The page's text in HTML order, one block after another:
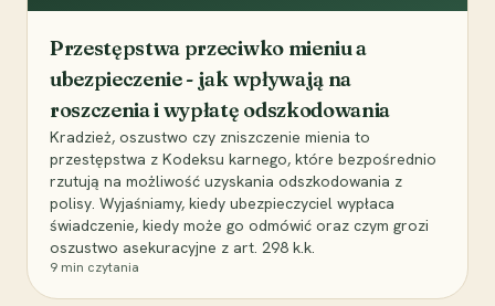
Przestępstwa przeciwko mieniu a
ubezpieczenie - jak wpływają na
roszczenia i wypłatę odszkodowania
Kradzież, oszustwo czy zniszczenie mienia to
przestępstwa z Kodeksu karnego, które bezpośrednio
rzutują na możliwość uzyskania odszkodowania z
polisy. Wyjaśniamy, kiedy ubezpieczyciel wypłaca
świadczenie, kiedy może go odmówić oraz czym grozi
oszustwo asekuracyjne z art. 298 k.k.
9 min czytania